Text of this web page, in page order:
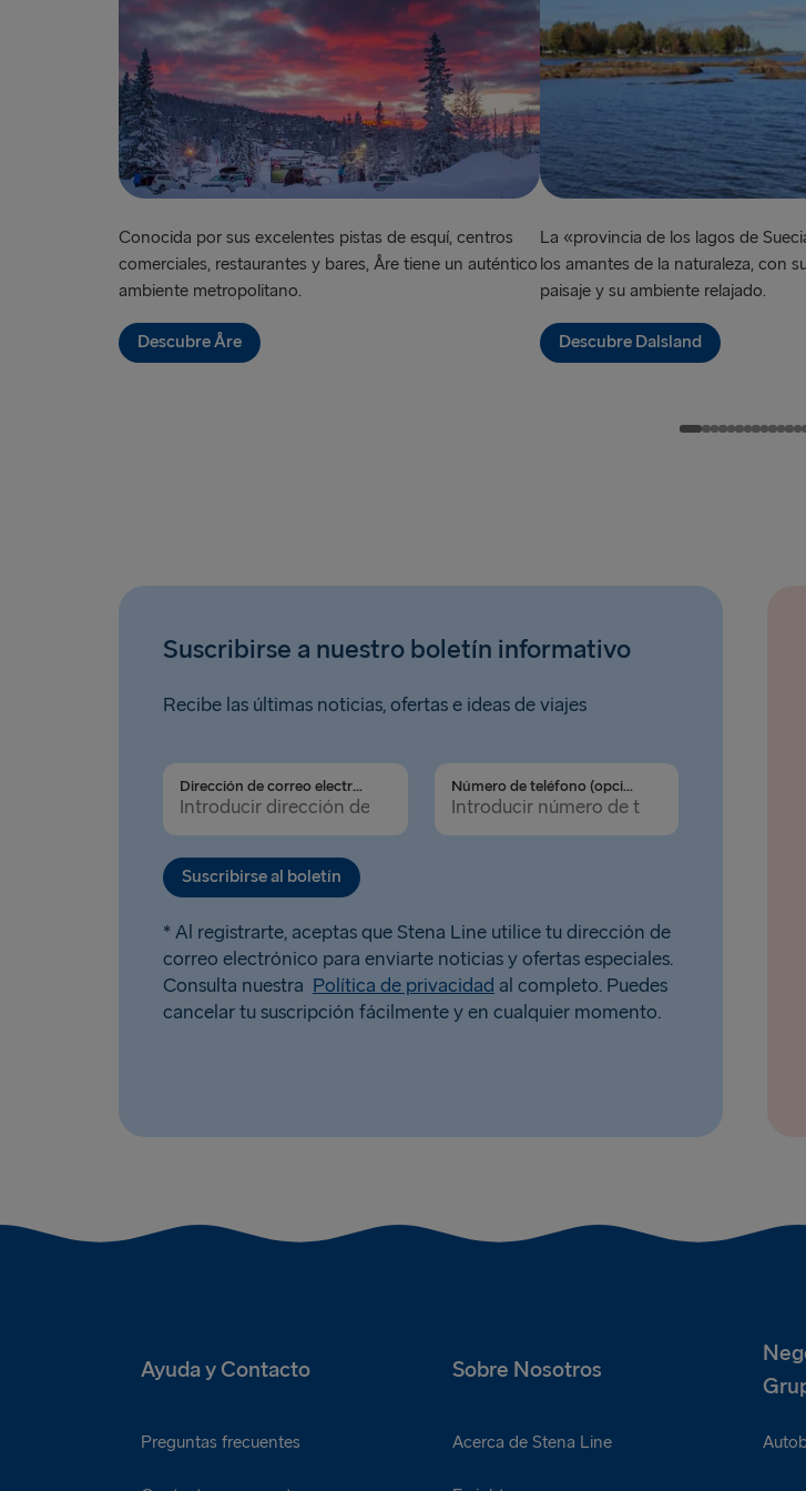
Conocida por sus excelentes pistas de esquí, centros
comerciales, restaurantes y bares, Åre tiene un auténtico
ambiente metropolitano.
Descubre Åre
La «provincia de los lagos de
los amantes de la naturaleza, con
paisaje y su ambiente relajado.
Descubre Dalsland
Suscribirse a nuestro boletín informativo
Recibe las últimas noticias, ofertas e ideas de viajes
Dirección de correo electrónico Número de teléfono (opcional)
Suscribirse al boletín
* Al registrarte, aceptas que Stena Line utilice tu dirección de
correo electrónico para enviarte noticias y ofertas especiales.
Consulta nuestra Política de privacidad al completo. Puedes
cancelar tu suscripción fácilmente y en cualquier momento.
Ayuda y Contacto Sobre Nosotros
Preguntas frecuentes Acerca de Stena Line